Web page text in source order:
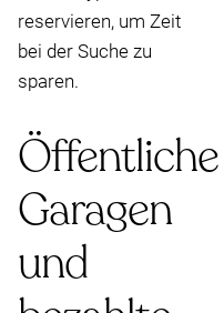
reservieren, um Zeit
bei der Suche zu
sparen.
Öffentliche
Garagen
und